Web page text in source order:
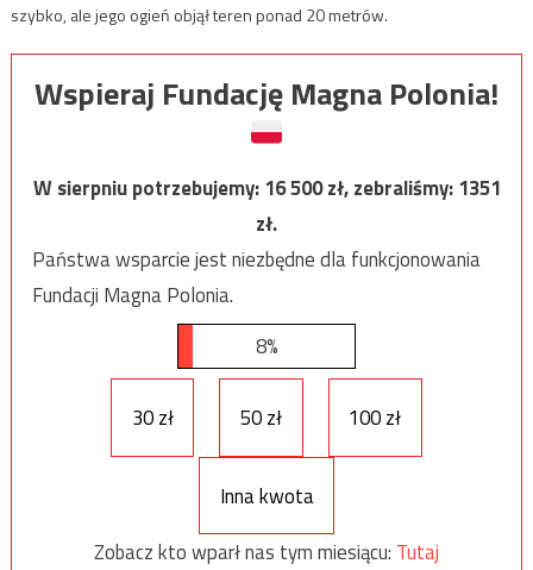
szybko, ale jego ogień objął teren ponad 20 metrów.
Wspieraj Fundację Magna Polonia!
W sierpniu potrzebujemy:16 500zł, zebraliśmy:1351
zł.
Państwa wsparcie jest niezbędne dla funkcjonowania
Fundacji Magna Polonia.
8%
30 zł 50 zł 100 zł
Inna kwota
Zobacz kto wparł nas tym miesiącu: Tutaj